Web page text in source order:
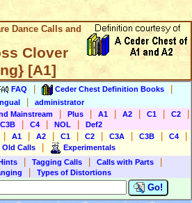
Dance Calls and
Clover
[A1]
FAQ Ceder Chest Definition Books
administrator
Mainstream Plus A1 A2 C1 C2
C3B C4 NOL
Def2
A1 A2 C1 C2 C3A C3B C4
Old Calls
Experimentals
Tagging Calls Calls with Parts
Types of Distortions
Go!